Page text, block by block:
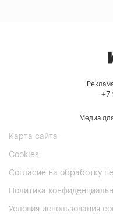
+7
Медиа
Карта сайта
Cookies
Согласие на обработку
Политика
Условия использования